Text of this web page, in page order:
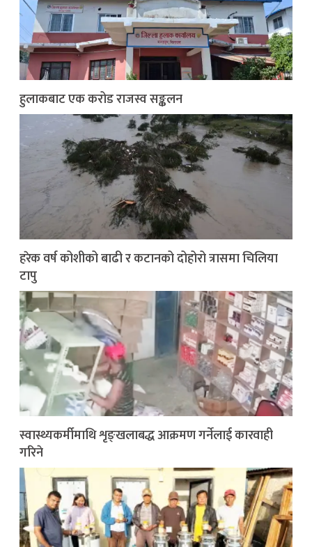
हुलाकबाट एक करोड राजस्व सङ्कलन
हरेक वर्ष कोशीको बाढी र कटानको दोहोरो त्रासमा चिलिया
टापु
स्वास्थ्यकर्मीमाथि शृङ्खलाबद्ध आक्रमण गर्नेलाई कारवाही
गरिने